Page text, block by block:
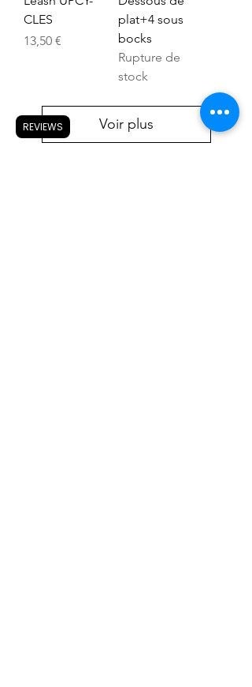
CLES
Prix
13,50 €
plat+4 sous
bocks
Rupture de
stock
Voir plus
REVIEWS